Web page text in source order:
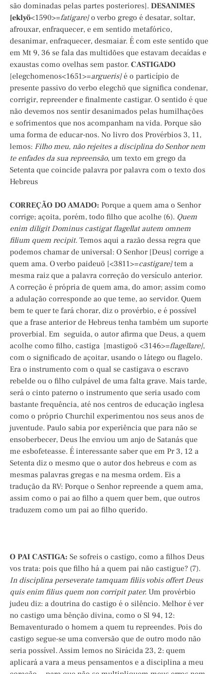
são dominadas pelas partes posteriores]. DESANIMES
[eklyö<1590>=fatigare]o verbo grego é desatar, soltar,
afrouxar, enfraquecer, e em sentido metafórico,
desanimar, enfraquecer, desmaiar. É com este sentido que
em Mt 9, 36 se fala das multidões que estavam decaídas e
exaustas como ovelhas sem pastor. CASTIGADO
[elegchomenos<1651>=argueris]é o particípio de
presente passivo do verbo elegchö que significa condenar,
corrigir, repreender e finalmente castigar. O sentido é que
não devemos nos sentir desanimados pelas humilhações
e sofrimentos que nos acompanham na vida. Porque são
uma forma de educar-nos. No livro dos Provérbios 3, 11,
lemos: Filho meu, não rejeites a disciplina do Senhor nem
te enfades da sua repreensão, um texto em grego da
Setenta que coincide palavra por palavra com o texto dos
Hebreus
CORREÇÃO DO AMADO: Porque a quem ama o Senhor
corrige; açoita, porém, todo filho que acolhe (6). Quem
enim diligit Dominus castigat flagellat autem omnem
filium quem recipit. Temos aqui a razão dessa regra que
podemos chamar de universal: O Senhor [Deus] corrige a
quem ama. O verbo paideuö [<3811>=castigare]tem a
mesma raiz que a palavra correção do versículo anterior.
A correção é própria de quem ama, do amor; assim como
a adulação corresponde ao que teme, ao servidor. Quem
bem te quer te fará chorar, diz o provérbio, e é possível
que a frase anterior de Hebreus tenha também um suporte
proverbial. Em seguida, o autor afirma que Deus, a quem
acolhe como filho, castiga [mastigoö <3146>=flagellare],
com o significado de açoitar, usando o látego ou flagelo.
Era o instrumento com o qual se castigava o escravo
rebelde ou o filho culpável de uma falta grave. Mais tarde,
será o cinto paterno o instrumento que seria usado com
bastante frequência, até nos centros de educação inglesa
como o próprio Churchil experimentou nos seus anos de
juventude. Paulo sabia por experiência que para não se
ensoberbecer, Deus lhe enviou um anjo de Satanás que
me esbofeteasse. É interessante saber que em Pr 3, 12 a
Setenta diz o mesmo que o autor dos hebreus e com as
mesmas palavras gregas e na mesma ordem. Eis a
tradução da RV: Porque o Senhor repreende a quem ama,
assim como o pai ao filho a quem quer bem, que outros
traduzem como um pai ao filho querido.
O PAI CASTIGA: Se sofreis o castigo, como a filhos Deus
vos trata: pois que filho há a quem pai não castigue? (7).
In disciplina perseverate tamquam filiis vobis offert Deus
quis enim filius quem non corripit pater. Um provérbio
judeu diz: a doutrina do castigo é o silêncio. Melhor é ver
no castigo uma bênção divina, como o Sl 94, 12:
Bemaventurado o homem a quem tu repreendes. Pois do
castigo segue-se uma conversão que de outro modo não
seria possível. Assim lemos no Sirácida 23, 2: quem
aplicará a vara a meus pensamentos e a disciplina a meu